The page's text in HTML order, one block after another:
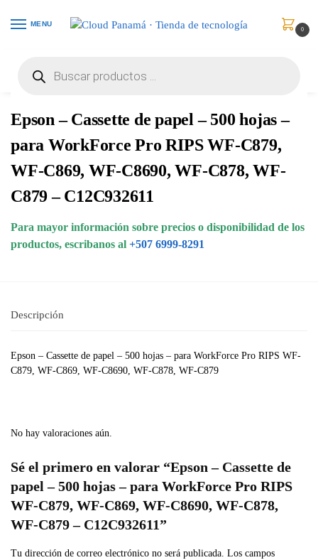
MENU
0
Epson – Cassette de papel – 500 hojas –
para WorkForce Pro RIPS WF-C879,
WF-C869, WF-C8690, WF-C878, WF-
C879 – C12C932611
Para mayor información sobre precios o disponibilidad de los
productos, escribanos al +507 6999-8291
Descripción
Epson – Cassette de papel – 500 hojas – para WorkForce Pro RIPS WF-
C879, WF-C869, WF-C8690, WF-C878, WF-C879
No hay valoraciones aún.
Sé el primero en valorar “Epson – Cassette de
papel – 500 hojas – para WorkForce Pro RIPS
WF-C879, WF-C869, WF-C8690, WF-C878,
WF-C879 – C12C932611”
Tu dirección de correo electrónico no será publicada. Los campos